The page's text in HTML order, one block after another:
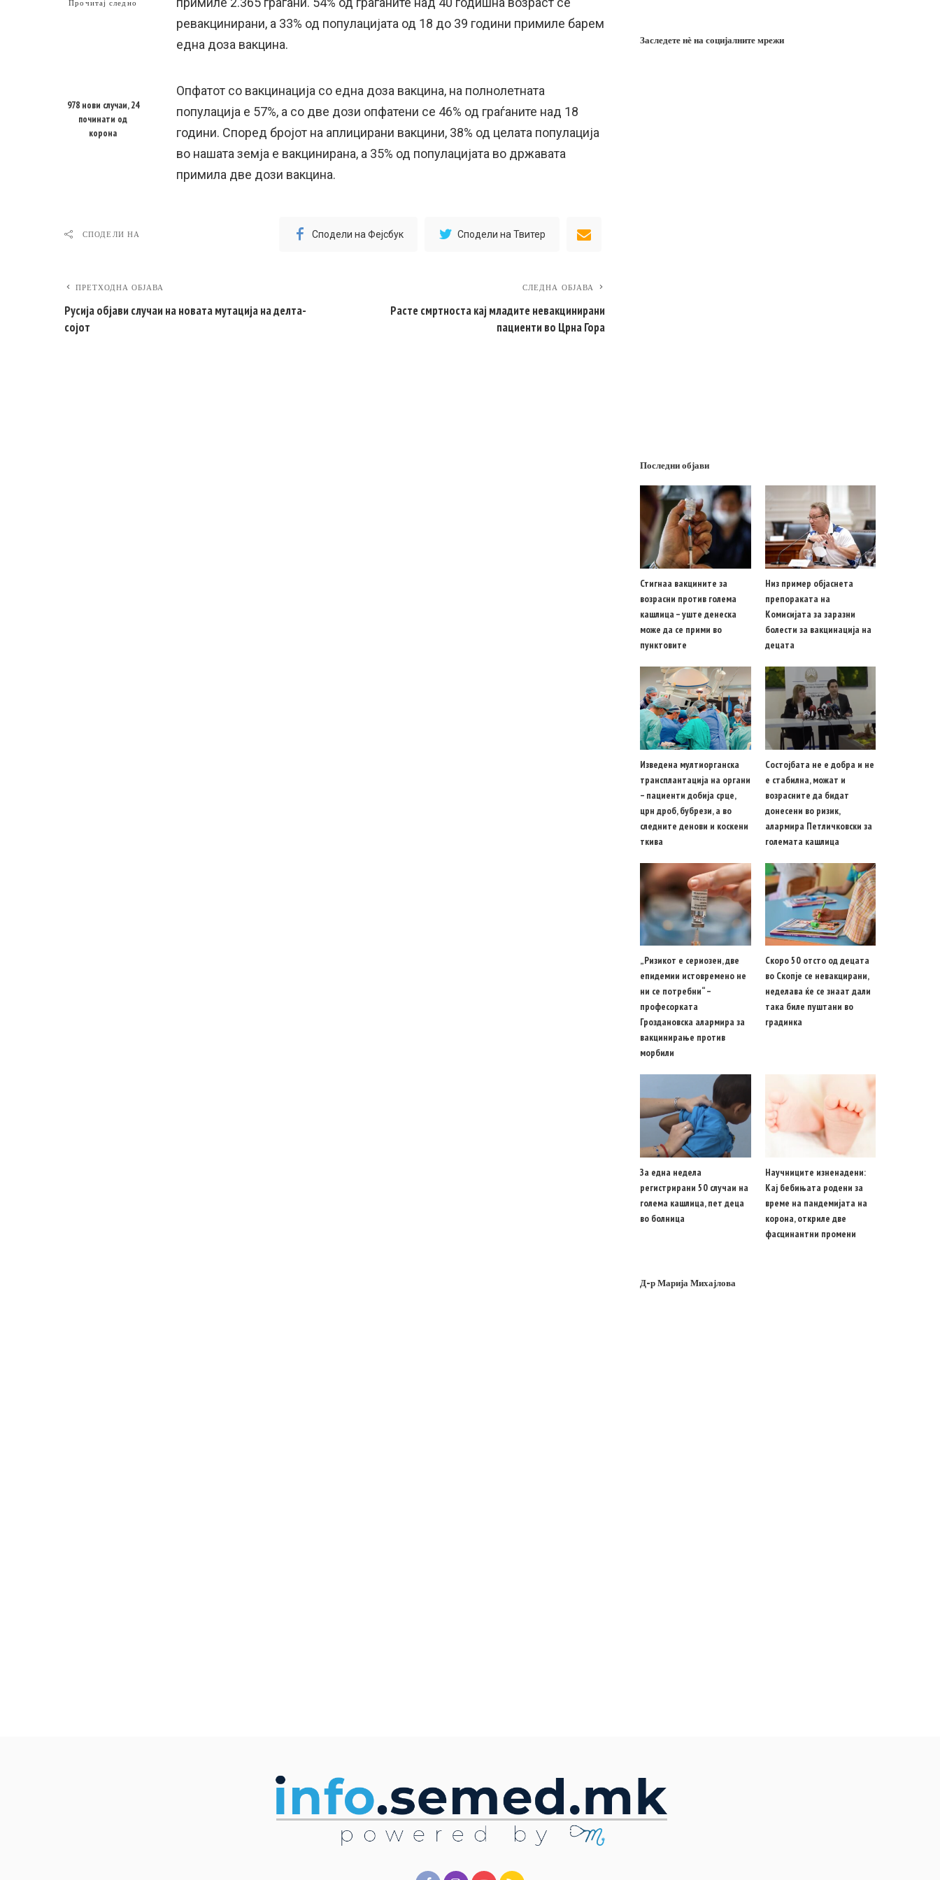
Прочитај следно
978 нови случаи, 24
починати од
корона
ревакцинирани, а 33% од популацијата од 18 до 39 години примиле барем
една доза вакцина.
Опфатот со вакцинација со една доза вакцина, на полнолетната
популација е 57%, а со две дози опфатени се 46% од граѓаните над 18
години. Според бројот на аплицирани вакцини, 38% од целата популација
во нашата земја е вакцинирана, а 35% од популацијата во државата
примила две дози вакцина.
СПОДЕЛИ НА Сподели на Фејсбук Сподели на Твитер
ПРЕТХОДНА ОБЈАВА
Русија објави случаи на новата мутација на делта-
сојот
СЛЕДНА ОБЈАВА
Расте смртноста кај младите невакцинирани
пациенти во Црна Гора
Заследете нѐ на социјалните мрежи
Последни објави
Стигнаа вакцините за
возрасни против голема
кашлица – уште денеска
може да се прими во
пунктовите
Низ пример објаснета
препораката на
Комисијата за заразни
болести за вакцинација на
децата
Изведена мултиорганска
трансплантација на органи
– пациенти добија срце,
црн дроб, бубрези, а во
следните денови и коскени
ткива
Состојбата не е добра и не
е стабилна, можат и
возрасните да бидат
донесени во ризик,
алармира Петличковски за
големата кашлица
„Ризикот е сериозен, две
епидемии истовремено не
ни се потребни“ –
професорката
Гроздановска алармира за
вакцинирање против
морбили
Скоро 50 отсто од децата
во Скопје се невакцирани,
неделава ќе се знаат дали
така биле пуштани во
градинка
За една недела
регистрирани 50 случаи на
голема кашлица, пет деца
во болница
Научниците изненадени:
Кај бебињата родени за
време на пандемијата на
корона, откриле две
фасцинантни промени
Д-р Марија Михајлова